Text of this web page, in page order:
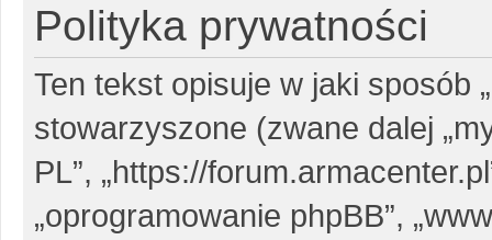
Polityka prywatności
Ten tekst opisuje w jaki sposób
stowarzyszone (zwane dalej
PL”, „https://
„oprogramowanie phpBB”,